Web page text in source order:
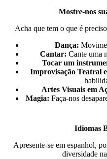
Mostre-nos
Acha que tem o que é
Dança:
Cantar: Cante uma
Tocar um
Improvisação Teatral
Artes Visuais em
Magia: Faça-nos
Idiomas
Apresente-se em espanhol,
diversidade